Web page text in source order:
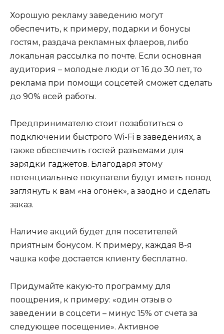
Хорошую рекламу заведению могут
обеспечить, к примеру, подарки и бонусы
гостям, раздача рекламных флаеров, либо
локальная рассылка по почте. Если основная
аудитория – молодые люди от 16 до 30 лет, то
реклама при помощи соцсетей сможет сделать
до 90% всей работы.
Предпринимателю стоит позаботиться о
подключении быстрого Wi-Fi в заведениях, а
также обеспечить гостей разъемами для
зарядки гаджетов. Благодаря этому
потенциальные покупатели будут иметь повод
заглянуть к вам «на огонёк», а заодно и сделать
заказ.
Наличие акций будет для посетителей
приятным бонусом. К примеру, каждая 8-я
чашка кофе достается клиенту бесплатно.
Придумайте какую-то программу для
поощрения, к примеру: «один отзыв о
заведении в соцсети – минус 15% от счета за
следующее посещение». Активное